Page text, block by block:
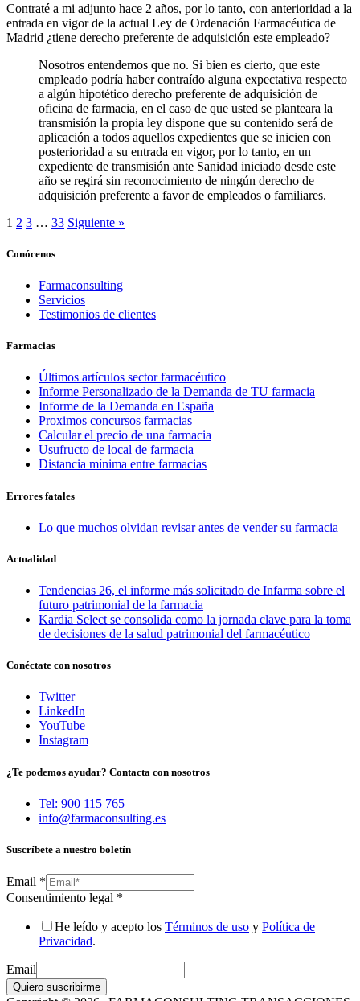
Contraté a mi adjunto hace 2 años, por lo tanto, con anterioridad a la
entrada en vigor de la actual Ley de Ordenación Farmacéutica de
Madrid ¿tiene derecho preferente de adquisición este empleado?
Nosotros entendemos que no. Si bien es cierto, que este
empleado podría haber contraído alguna expectativa respecto
a algún hipotético derecho preferente de adquisición de
oficina de farmacia, en el caso de que usted se planteara la
transmisión la propia ley dispone que su contenido será de
aplicación a todos aquellos expedientes que se inicien con
posterioridad a su entrada en vigor, por lo tanto, en un
expediente de transmisión ante Sanidad iniciado desde este
año se regirá sin reconocimiento de ningún derecho de
adquisición preferente a favor de empleados o familiares.
1 2 3 … 33 Siguiente »
Conócenos
Farmaconsulting
Servicios
Testimonios de clientes
Farmacias
Últimos artículos sector farmacéutico
Informe Personalizado de la Demanda de TU farmacia
Informe de la Demanda en España
Proximos concursos farmacias
Calcular el precio de una farmacia
Usufructo de local de farmacia
Distancia mínima entre farmacias
Errores fatales
Lo que muchos olvidan revisar antes de vender su farmacia
Actualidad
Tendencias 26, el informe más solicitado de Infarma sobre el
futuro patrimonial de la farmacia
Kardia Select se consolida como la jornada clave para la toma
de decisiones de la salud patrimonial del farmacéutico
Conéctate con nosotros
Twitter
LinkedIn
YouTube
Instagram
¿Te podemos ayudar? Contacta con nosotros
Tel: 900 115 765
info@farmaconsulting.es
Suscríbete a nuestro boletín
Email *
Consentimiento legal *
He leído y acepto los Términos de uso y Política de
Privacidad.
Email
Quiero suscribirme